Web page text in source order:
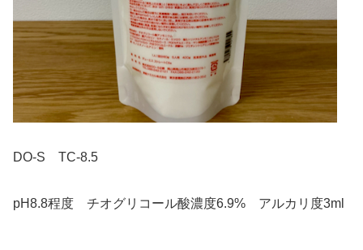
DO-S TC-8.5
pH8.8程度 チオグリコール酸濃度6.9% アルカリ度3ml